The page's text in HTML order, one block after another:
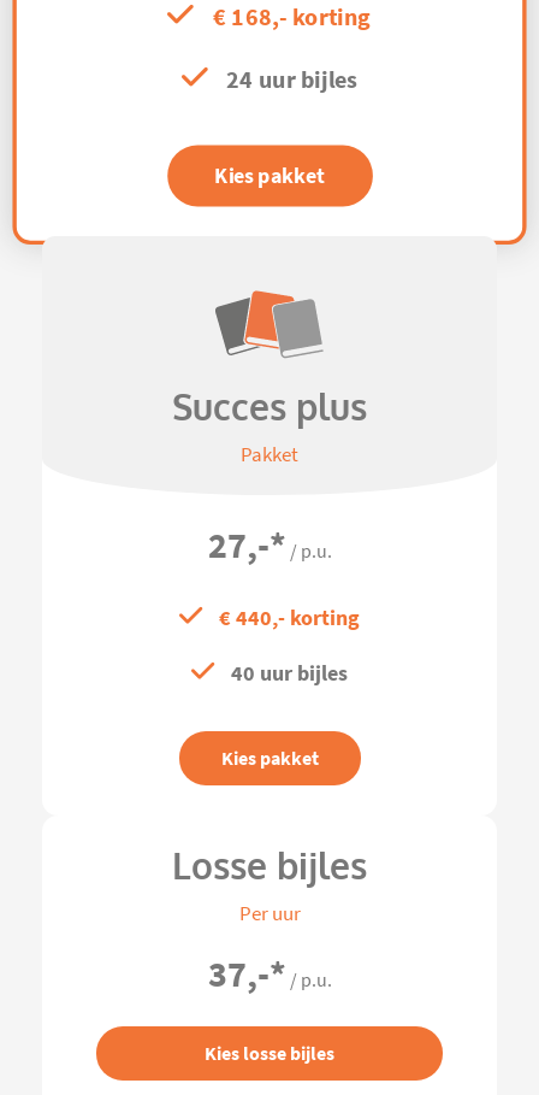
€ 168,- korting
24 uur bijles
Kies pakket
Succes plus
Pakket
27,-* / p.u.
€ 440,- korting
40 uur bijles
Kies pakket
Losse bijles
Per uur
37,-* / p.u.
Kies losse bijles